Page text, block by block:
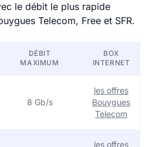
le débit le plus rapide
Telecom, Free et SFR.
DÉBIT
MAXIMUM
BOX
INTERNET
8 Gb/s
les offres
Bouygues
Telecom
les offres